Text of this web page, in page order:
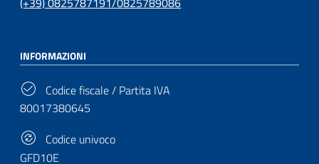
INFORMAZIONI
Codice fiscale / Partita IVA
80017380645
Codice univoco
GFD10E